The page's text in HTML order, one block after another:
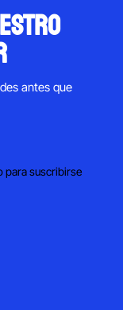
antes que
para suscribirse